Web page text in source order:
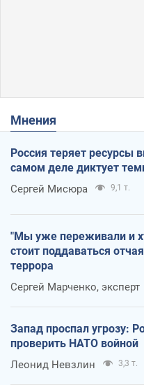
Мнения
Россия теряет ресурсы
самом деле диктует
Сергей Мисюра 9,1 т.
"Мы уже переживали и
стоит поддаваться
террора
Сергей Марченко, эксперт
Запад проспал угрозу:
проверить НАТО войной
Леонид Невзлин 3,3 т.